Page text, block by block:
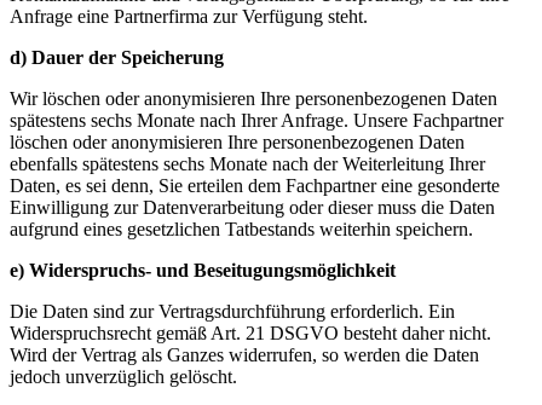
Anfrage eine Partnerfirma zur Verfügung steht.
d) Dauer der Speicherung
Wir löschen oder anonymisieren Ihre personenbezogenen Daten
spätestens sechs Monate nach Ihrer Anfrage. Unsere Fachpartner
löschen oder anonymisieren Ihre personenbezogenen Daten
ebenfalls spätestens sechs Monate nach der Weiterleitung Ihrer
Daten, es sei denn, Sie erteilen dem Fachpartner eine gesonderte
Einwilligung zur Datenverarbeitung oder dieser muss die Daten
aufgrund eines gesetzlichen Tatbestands weiterhin speichern.
e) Widerspruchs- und Beseitugungsmöglichkeit
Die Daten sind zur Vertragsdurchführung erforderlich. Ein
Widerspruchsrecht gemäß Art. 21 DSGVO besteht daher nicht.
Wird der Vertrag als Ganzes widerrufen, so werden die Daten
jedoch unverzüglich gelöscht.